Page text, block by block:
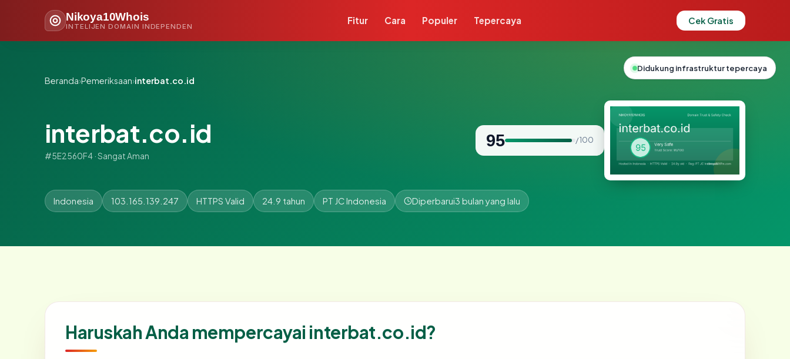
Nikoya10Whois
INTELIJEN DOMAIN INDEPENDEN
Fitur Cara Populer Tepercaya Cek Gratis
Beranda›Pemeriksaan›interbat.co.id
interbat.co.id
#5E2560F4 · Sangat Aman
95 / 100
Indonesia 103.165.139.247 HTTPS Valid 24.9 tahun PT JC Indonesia Diperbarui3 bulan yang lalu
Haruskah Anda mempercayai interbat.co.id?
Didukung infrastruktur tepercaya